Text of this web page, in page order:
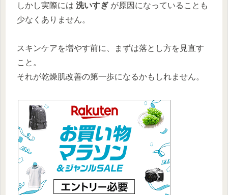
しかし実際には 洗いすぎ が原因になっていることも
少なくありません。
スキンケアを増やす前に、まずは落とし方を見直す
こと。
それが乾燥肌改善の第一歩になるかもしれません。